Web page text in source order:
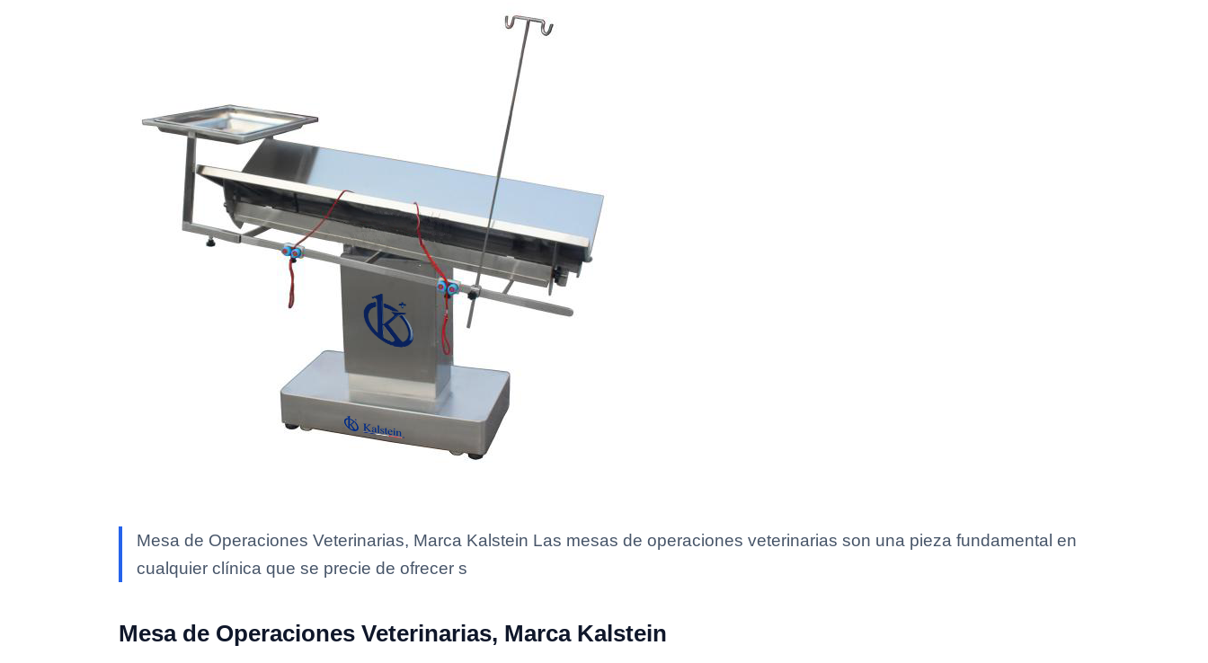
Mesa de Operaciones Veterinarias, Marca Kalstein Las mesas de operaciones veterinarias son una pieza fundamental en
cualquier clínica que se precie de ofrecer s
Mesa de Operaciones Veterinarias, Marca Kalstein